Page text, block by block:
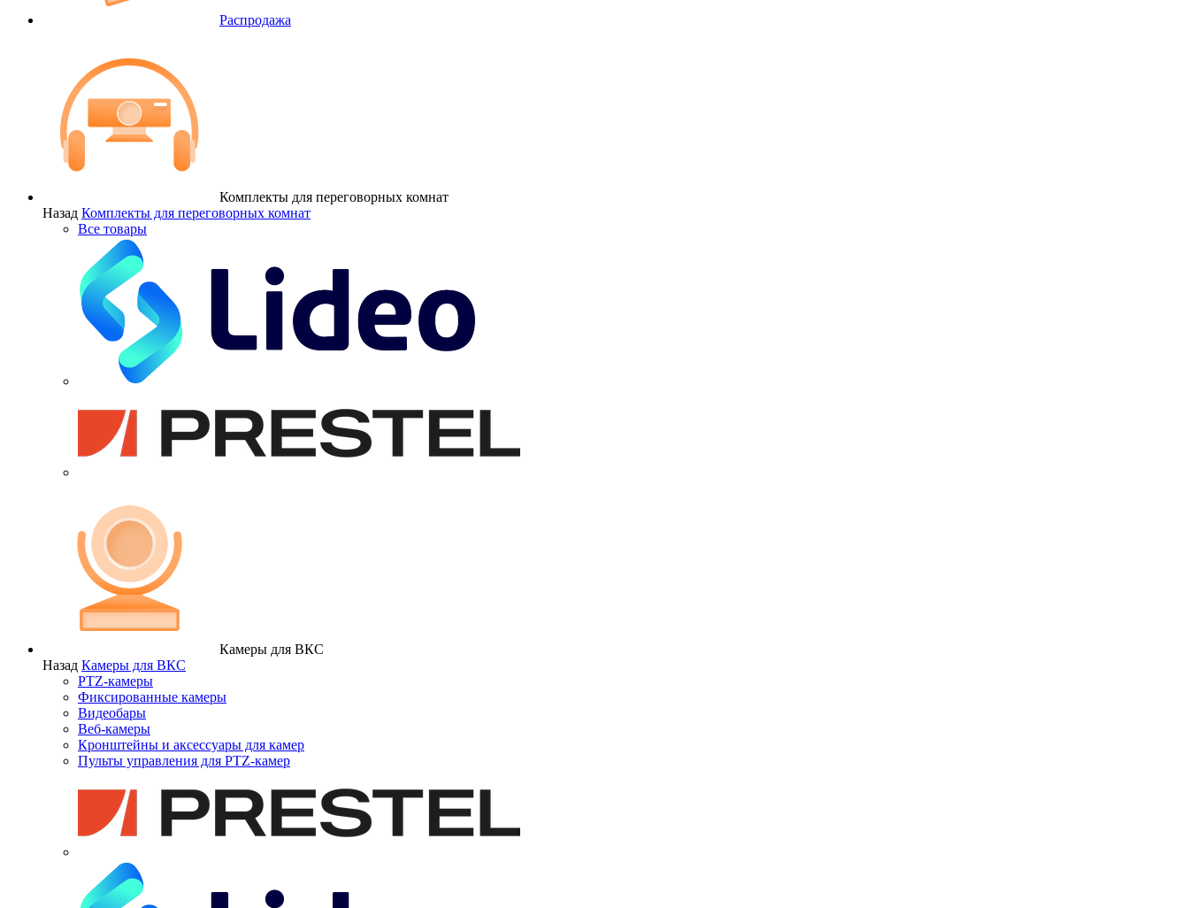
Распродажа
Комплекты для переговорных комнат
Назад Комплекты для переговорных комнат
Все товары
Камеры для ВКС
Назад Камеры для ВКС
PTZ-камеры
Фиксированные камеры
Видеобары
Веб-камеры
Кронштейны и аксессуары для камер
Пульты управления для PTZ-камер